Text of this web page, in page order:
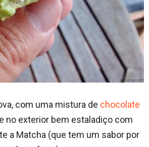
com uma mistura de chocolate
no exterior bem estaladiço com
a Matcha (que tem um sabor por